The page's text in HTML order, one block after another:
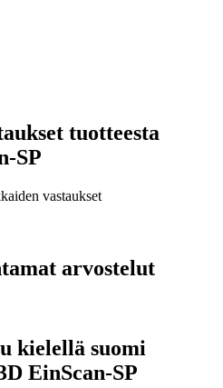
tuotteesta
SP
vastaukset
arvostelut
kielellä suomi
EinScan-SP